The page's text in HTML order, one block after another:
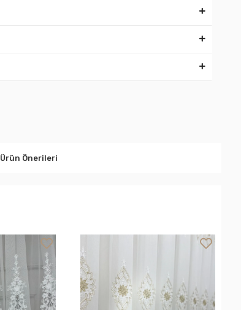
Ürün Önerileri